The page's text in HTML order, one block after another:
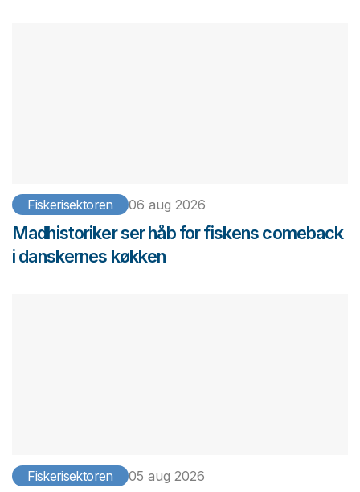
Fiskerisektoren 06 aug 2026
Madhistoriker ser håb for fiskens comeback
i danskernes køkken
Fiskerisektoren 05 aug 2026